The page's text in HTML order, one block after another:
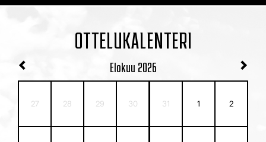
OTTELUKALENTERI
Elokuu 2026
27 28 29 30 31 1 2